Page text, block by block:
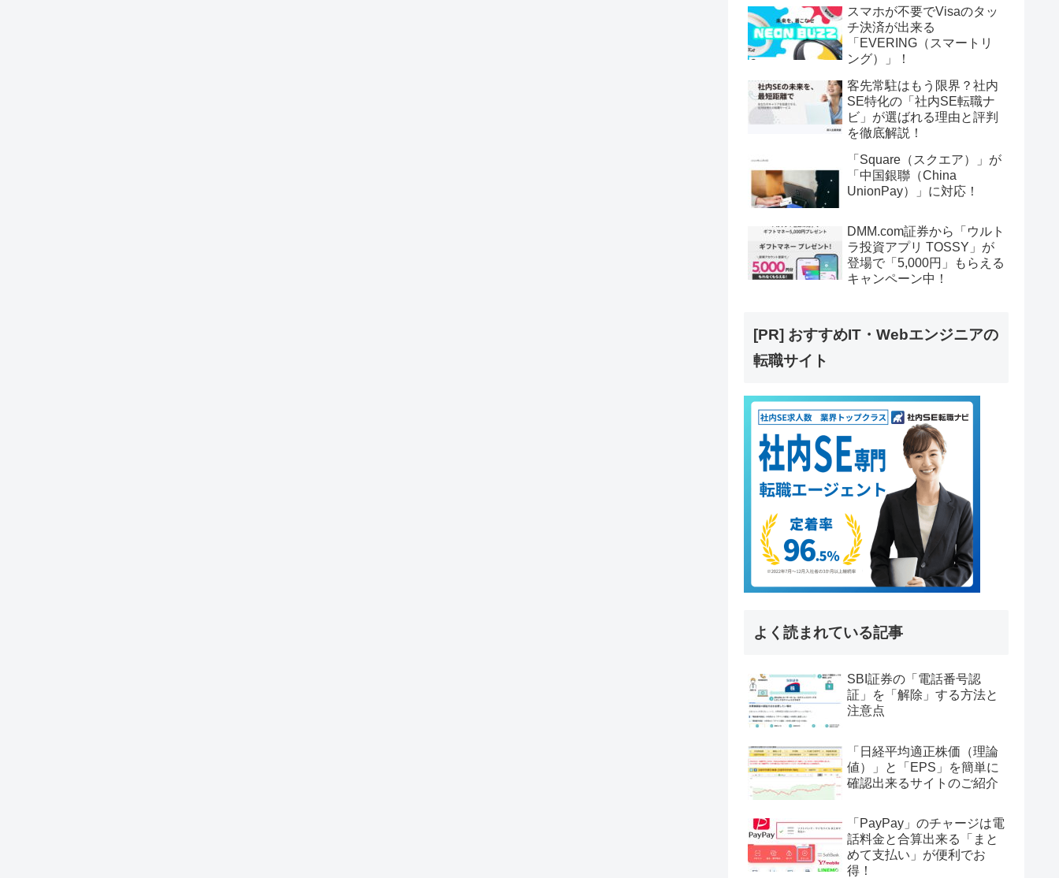
スマホが不要でVisaのタッ
チ決済が出来る
「EVERING（スマートリ
ング）」！
客先常駐はもう限界？社内
SE特化の「社内SE転職ナ
ビ」が選ばれる理由と評判
を徹底解説！
「Square（スクエア）」が
「中国銀聯（China
UnionPay）」に対応！
DMM.com証券から「ウルト
ラ投資アプリ TOSSY」が
登場で「5,000円」もらえる
キャンペーン中！
[PR] おすすめIT・Webエンジニアの
転職サイト
よく読まれている記事
SBI証券の「電話番号認
証」を「解除」する方法と
注意点
「日経平均適正株価（理論
値）」と「EPS」を簡単に
確認出来るサイトのご紹介
「PayPay」のチャージは電
話料金と合算出来る「まと
めて支払い」が便利でお
得！